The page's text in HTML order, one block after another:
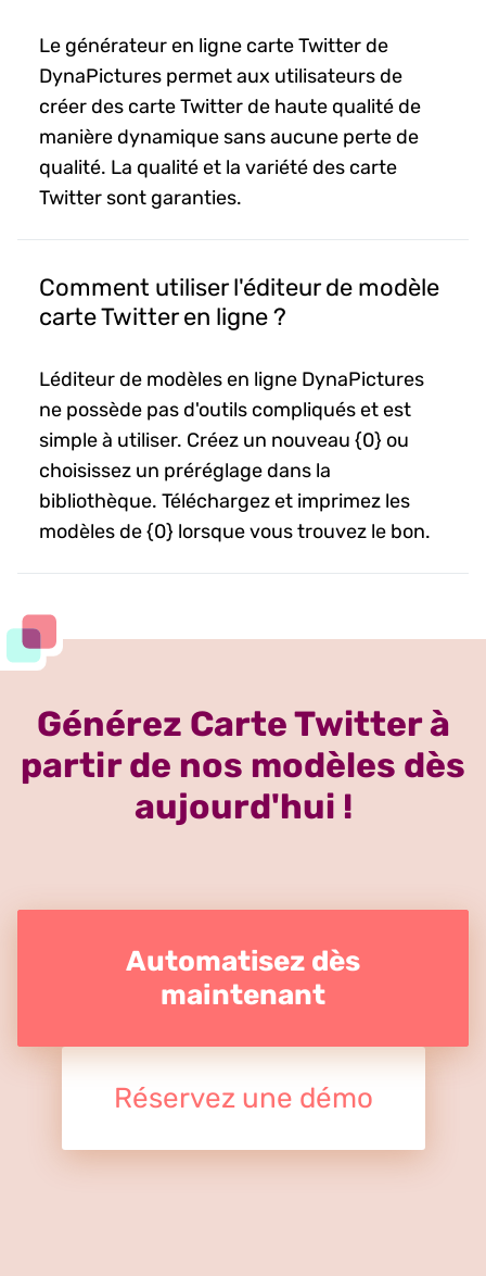
Le générateur en ligne carte Twitter de
DynaPictures permet aux utilisateurs de
créer des carte Twitter de haute qualité de
manière dynamique sans aucune perte de
qualité. La qualité et la variété des carte
Twitter sont garanties.
Comment utiliser l'éditeur de modèle
carte Twitter en ligne ?
Léditeur de modèles en ligne DynaPictures
ne possède pas d'outils compliqués et est
simple à utiliser. Créez un nouveau {0} ou
choisissez un préréglage dans la
bibliothèque. Téléchargez et imprimez les
modèles de {0} lorsque vous trouvez le bon.
Générez Carte Twitter à
partir de nos modèles dès
aujourd'hui !
Automatisez dès
maintenant
Réservez une démo